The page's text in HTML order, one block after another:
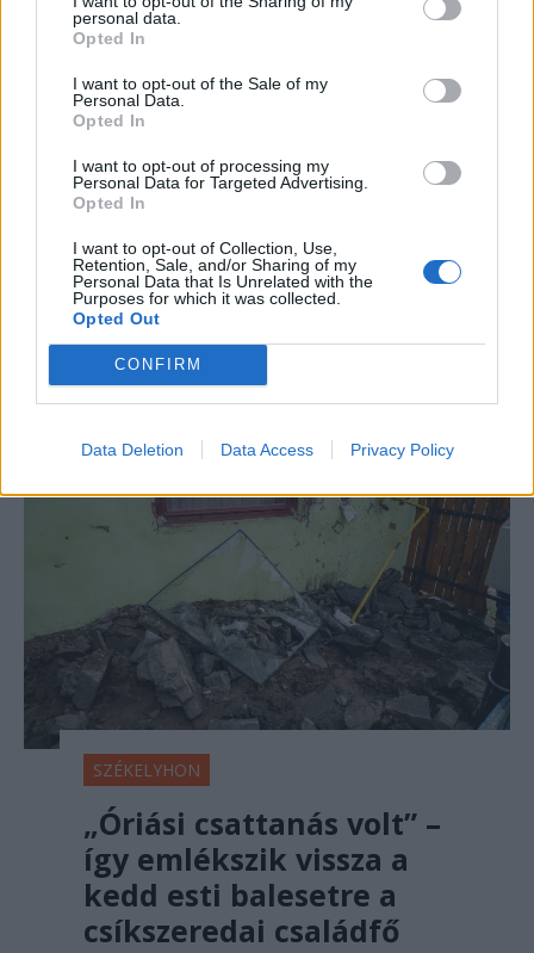
personal data.
Opted In
I want to opt-out of the Sale of my
Personal Data.
Opted In
I want to opt-out of processing my
Personal Data for Targeted Advertising.
Opted In
I want to opt-out of Collection, Use,
Retention, Sale, and/or Sharing of my
Personal Data that Is Unrelated with the
Purposes for which it was collected.
Opted Out
CONFIRM
Data Deletion Data Access Privacy Policy
FŐTÉR
Amikor a párhuzamos
valóságok találkoznak egy
hegyi legelőn
A városi ember hőkupola idején
igyekszik felhúzódni a hegyekbe, ha
nem kedveli a mediterrán éghajlatot.
Ahonnan a helyiek bármit
megadnának, ha elmehetnének a
világon bárhova.
SZÉKELYHON
„Óriási csattanás volt” –
így emlékszik vissza a
kedd esti balesetre a
csíkszeredai családfő